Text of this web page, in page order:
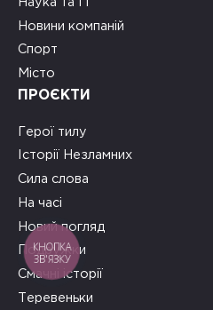
Новини компаній
Спорт
Місто
ПРОЄКТИ
Герої тилу
Історії Незламних
Сила слова
На часі
Новий погляд
Подружки
Смачні історії
Теревеньки
КНОПКА
ЗВ'ЯЗКУ